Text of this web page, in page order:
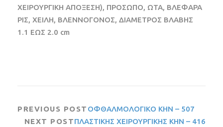
ΧΕΙΡΟΥΡΓΙΚΗ ΑΠΟΞΕΣΗ), ΠΡΟΣΩΠΟ, ΩΤΑ, ΒΛΕΦΑΡΑ
ΡΙΣ, ΧΕΙΛΗ, ΒΛΕΝΝΟΓΟΝΟΣ, ΔΙΑΜΕΤΡΟΣ ΒΛΑΒΗΣ
1.1 ΕΩΣ 2.0 cm
PREVIOUS POST ΟΦΘΑΛΜΟΛΟΓΙΚΟ ΚΗΝ – 507
NEXT POSTΠΛΑΣΤΙΚΗΣ ΧΕΙΡΟΥΡΓΙΚΗΣ ΚΗΝ – 416